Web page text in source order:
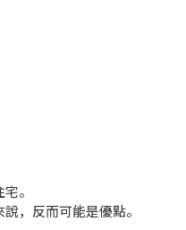
。
，反而可能是優點。